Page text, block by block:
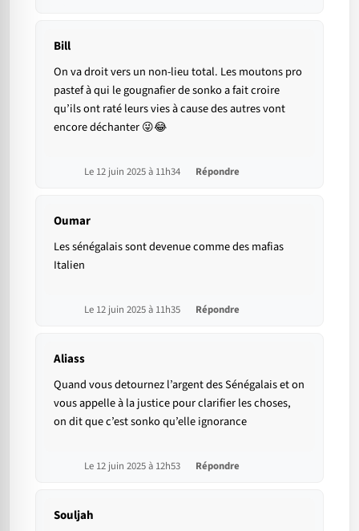
Bill
On va droit vers un non-lieu total. Les moutons pro
pastef à qui le gougnafier de sonko a fait croire
qu’ils ont raté leurs vies à cause des autres vont
encore déchanter 😜😂
Le 12 juin 2025 à 11h34 Répondre
Oumar
Les sénégalais sont devenue comme des mafias
Italien
Le 12 juin 2025 à 11h35 Répondre
Aliass
Quand vous detournez l’argent des Sénégalais et on
vous appelle à la justice pour clarifier les choses,
on dit que c’est sonko qu’elle ignorance
Le 12 juin 2025 à 12h53 Répondre
Souljah